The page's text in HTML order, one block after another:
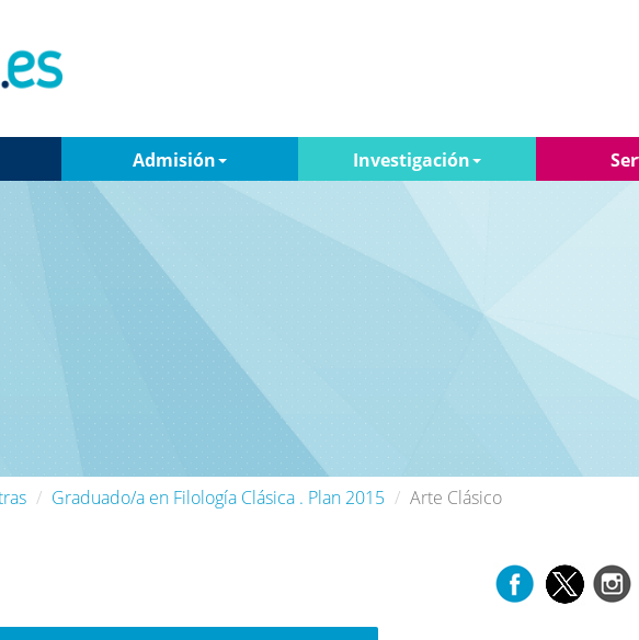
Admisión Investigación
Graduado/a en Filología Clásica . Plan 2015 Arte Clásico